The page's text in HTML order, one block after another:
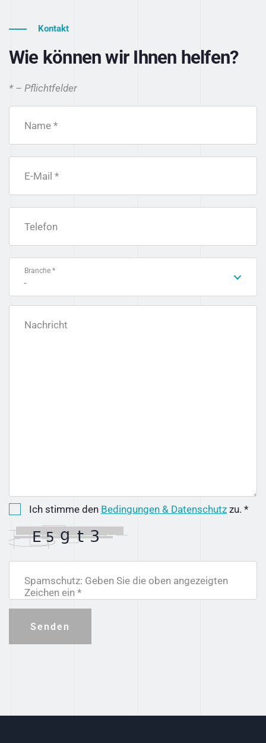
Kontakt
Wie können wir Ihnen helfen?
* – Pflichtfelder
Name *
E-Mail *
Telefon
Branche *
-
Nachricht
Ich stimme den Bedingungen & Datenschutz zu. *
Spamschutz: Geben Sie die oben angezeigten
Zeichen ein *
Senden